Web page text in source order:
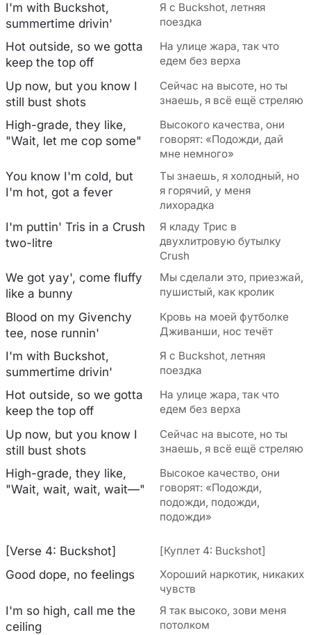
I'm with Buckshot,
summertime drivin'
Я с Buckshot, летняя
поездка
Hot outside, so we gotta
keep the top off
На улице жара, так что
едем без верха
Up now, but you know I
still bust shots
Сейчас на высоте, но ты
знаешь, я всё ещё стреляю
High-grade, they like,
"Wait, let me cop some"
Высокого качества, они
говорят: «Подожди, дай
мне немного»
You know I'm cold, but
I'm hot, got a fever
Ты знаешь, я холодный, но
я горячий, у меня
лихорадка
I'm puttin' Tris in a Crush
two-litre
Я кладу Трис в
двухлитровую бутылку
Crush
We got yay', come fluffy
like a bunny
Мы сделали это, приезжай,
пушистый, как кролик
Blood on my Givenchy
tee, nose runnin'
Кровь на моей футболке
Дживанши, нос течёт
I'm with Buckshot,
summertime drivin'
Я с Buckshot, летняя
поездка
Hot outside, so we gotta
keep the top off
На улице жара, так что
едем без верха
Up now, but you know I
still bust shots
Сейчас на высоте, но ты
знаешь, я всё ещё стреляю
High-grade, they like,
"Wait, wait, wait, wait—"
Высокое качество, они
говорят: «Подожди,
подожди, подожди,
подожди»
[Verse 4: Buckshot] [Куплет 4: Buckshot]
Good dope, no feelings
Хороший наркотик, никаких
чувств
I'm so high, call me the
ceiling
Я так высоко, зови меня
потолком